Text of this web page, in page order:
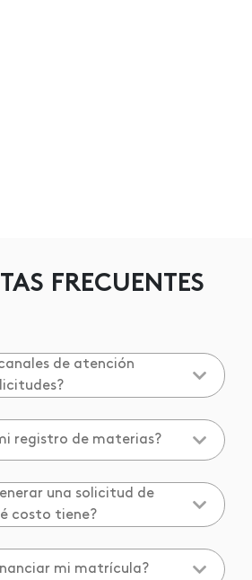
FRECUENTES
de atención
registro de materias?
una solicitud de
costo tiene?
mi matrícula?